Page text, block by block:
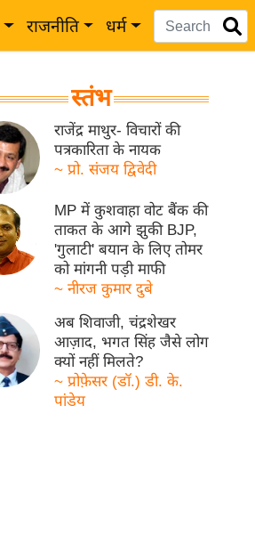
राजनीति धर्म
स्तंभ
राजेंद्र माथुर- विचारों की
पत्रकारिता के नायक
~ प्रो. संजय द्विवेदी
MP में कुशवाहा वोट बैंक की
ताकत के आगे झुकी BJP,
'गुलाटी' बयान के लिए तोमर
को मांगनी पड़ी माफी
~ नीरज कुमार दुबे
अब शिवाजी, चंद्रशेखर
आज़ाद, भगत सिंह जैसे लोग
क्यों नहीं मिलते?
~ प्रोफ़ेसर (डॉ.) डी. के.
पांडेय